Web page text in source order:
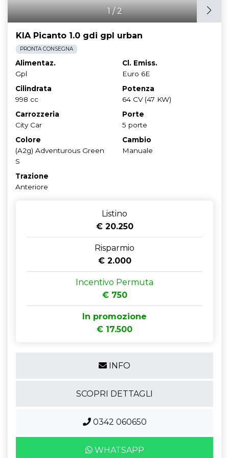
1/2
KIA Picanto 1.0 gdi gpl urban
PRONTA CONSEGNA
Alimentaz.
Gpl
Cl. Emiss.
Euro 6E
Cilindrata
998 cc
Potenza
64 CV (47 KW)
Carrozzeria
City Car
Porte
5 porte
Colore
(A2g) Adventurous Green
S
Cambio
Manuale
Trazione
Anteriore
Listino
€ 20.250
Risparmio
€ 2.000
Incentivo Permuta
€ 750
In promozione
€ 17.500
INFO
SCOPRI DETTAGLI
0342 060650
WHATSAPP